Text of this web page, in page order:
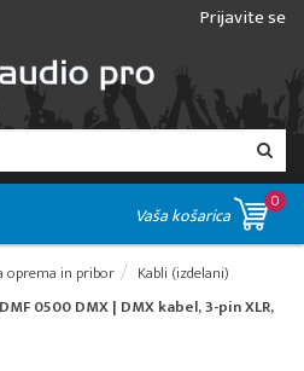
Prijavite se
Vaša košarica
0
oprema in pribor
Kabli (izdelani)
0500 DMX | DMX kabel, 3-pin XLR,